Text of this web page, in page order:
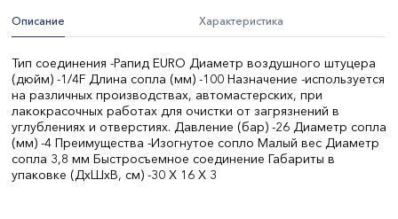
Описание Характеристика
Тип соединения -Рапид EURO Диаметр воздушного штуцера
(дюйм) -1/4F Длина сопла (мм) -100 Назначение -используется
на различных производствах, автомастерских, при
лакокрасочных работах для очистки от загрязнений в
углублениях и отверстиях. Давление (бар) -26 Диаметр сопла
(мм) -4 Преимущества -Изогнутое сопло Малый вес Диаметр
сопла 3,8 мм Быстросъемное соединение Габариты в
упаковке (ДхШхВ, см) -30 X 16 X 3